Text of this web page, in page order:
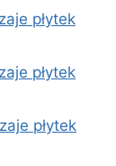
płytek
płytek
płytek